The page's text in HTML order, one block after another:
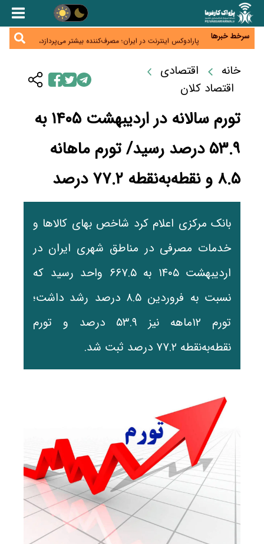
سرخط خبرها
زائران اربعین نگران ارز باقی‌مانده نباشند؛ خرید دینار در
جنگ کریدورها وارد فاز جدید شد؛ سرمایه‌گذاری ۳۴۵
پارادوکس اینترنت در ایران؛ مصرف‌کننده بیشتر می‌پردازد،
شبکه کمتر توسعه می‌یابد
جدید سیاست‌های مالیاتی در حمایت از تولید
معمای تأمین ۸۰ همت معوقات بازنشستگان؛ بانک رفاه
وارد میدان شد
خانه
اقتصادی
اقتصاد کلان
تورم سالانه در اردیبهشت ۱۴۰۵ به
۵۳.۹ درصد رسید/ تورم ماهانه
۸.۵ و نقطه‌به‌نقطه ۷۷.۲ درصد
بانک مرکزی اعلام کرد شاخص بهای کالاها و
خدمات مصرفی در مناطق شهری ایران در
اردیبهشت ۱۴۰۵ به ۶۶۷.۵ واحد رسید که
نسبت به فروردین ۸.۵ درصد رشد داشت؛
تورم ۱۲ماهه نیز ۵۳.۹ درصد و تورم
نقطه‌به‌نقطه ۷۷.۲ درصد ثبت شد.